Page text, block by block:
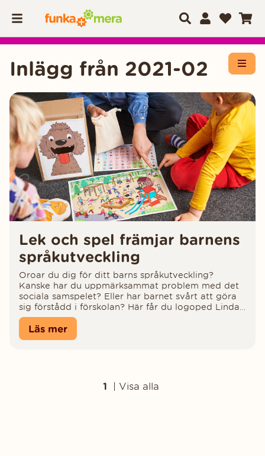
Inlägg från 2021-02
Lek och spel främjar barnens
språkutveckling
Oroar du dig för ditt barns språkutveckling?
Kanske har du uppmärksammat problem med det
sociala samspelet? Eller har barnet svårt att göra
sig förstådd i förskolan? Här får du logoped Linda
McCluskeys bästa tips på hur du genom lek och
spel kan stärka den språkliga förmågan och bidra
till barnets språkutveckling.
Läs mer
1 | Visa alla